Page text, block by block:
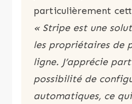
particulièrement
« Stripe est une
les propriétaires de
ligne. J’apprécie
possibilité de
automatiques, ce